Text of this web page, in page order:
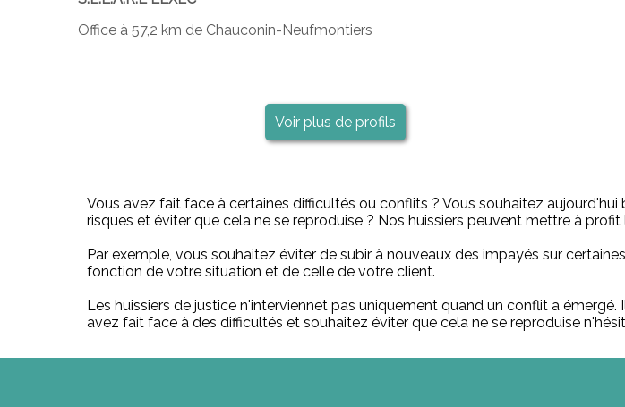
Office à 57,2 km de Chauconin-Neufmontiers
Voir plus de profils
Vous avez fait face à certaines difficultés ou conflits ? Vous souhaitez
risques et éviter que cela ne se reproduise ? Nos huissiers peuvent mettre à
Par exemple, vous souhaitez éviter de subir à nouveaux des impayés sur
fonction de votre situation et de celle de votre client.
Les huissiers de justice n'interviennet pas uniquement quand un conflit a
avez fait face à des difficultés et souhaitez éviter que cela ne se reproduise